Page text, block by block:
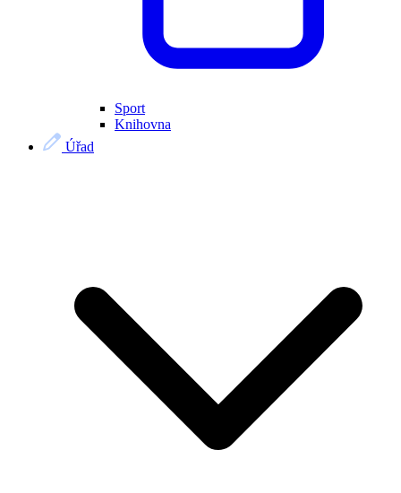
Sport
Knihovna
Úřad